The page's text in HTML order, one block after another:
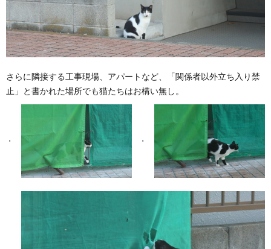
さらに隣接する工事現場、アパートなど、「関係者以外立ち入り禁
止」と書かれた場所でも猫たちはお構い無し。